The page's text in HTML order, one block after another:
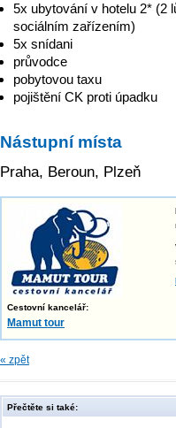
5x ubytování v hotelu 2* (2
sociálním zařízením)
5x snídani
průvodce
pobytovou taxu
pojištění CK proti úpadku
Nástupní místa
Praha, Beroun, Plzeň
Cestovní kancelář:
Mamut tour
« zpět
Přečtěte si také: